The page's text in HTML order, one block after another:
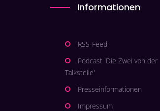
Informationen
RSS-Feed
Podcast 'Die Zwei von der
Talkstelle'
Presseinformationen
Impressum